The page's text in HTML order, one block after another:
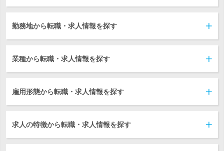
勤務地から転職・求人情報を探す
業種から転職・求人情報を探す
雇用形態から転職・求人情報を探す
求人の特徴から転職・求人情報を探す